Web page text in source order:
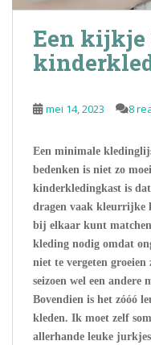
Een kijkje
mei 14, 2023 8
Een minimale
bedenken is niet zo
kinderkledingkast is
dragen vaak kleurrijke
bij elkaar kunt
kleding nodig omdat
niet te vergeten
seizoen wel een andere
Bovendien is het zóóó
kleden. Ik moet zelf
allerhande leuke